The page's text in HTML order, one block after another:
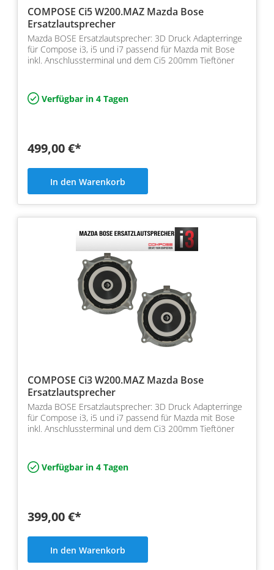
COMPOSE Ci5 W200.MAZ Mazda Bose
Ersatzlautsprecher
Mazda BOSE Ersatzlautsprecher: 3D Druck Adapterringe
für Compose i3, i5 und i7 passend für Mazda mit Bose
inkl. Anschlussterminal und dem Ci5 200mm Tieftöner
Verfügbar in 4 Tagen
499,00 €*
In den Warenkorb
COMPOSE Ci3 W200.MAZ Mazda Bose
Ersatzlautsprecher
Mazda BOSE Ersatzlautsprecher: 3D Druck Adapterringe
für Compose i3, i5 und i7 passend für Mazda mit Bose
inkl. Anschlussterminal und dem Ci3 200mm Tieftöner
Verfügbar in 4 Tagen
399,00 €*
In den Warenkorb